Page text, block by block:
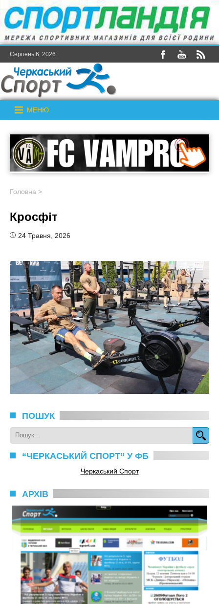
Серпень 6, 2026
МЕНЮ
Головна >
Кросфіт
24 Травня, 2026
ПОШУК
“ЧЕРКАСЬКИЙ СПОРТ” У ФБ
Черкаський Спорт
АРХІВ